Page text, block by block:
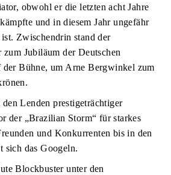
obwohl er die letzten acht Jahre
und in diesem Jahr ungefähr
Zwischendrin stand der
Jubiläum der Deutschen
der Bühne, um Arne Bergwinkel zum
Lenden prestigeträchtiger
der „Brazilian Storm“ für starkes
und Konkurrenten bis in den
sich das Googeln.
Blockbuster unter den